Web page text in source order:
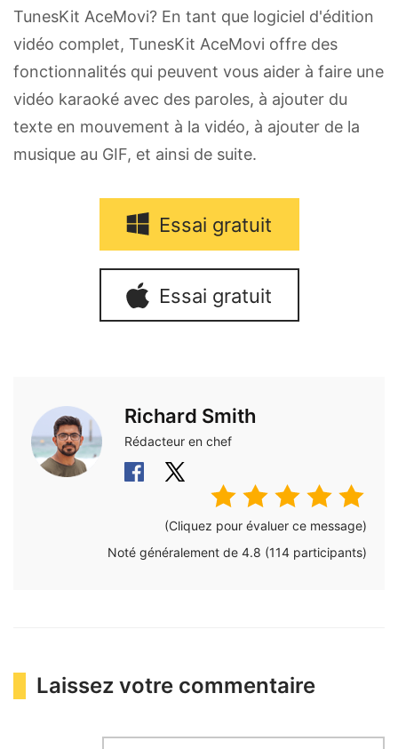
TunesKit AceMovi? En tant que logiciel d'édition
vidéo complet, TunesKit AceMovi offre des
fonctionnalités qui peuvent vous aider à faire une
vidéo karaoké avec des paroles, à ajouter du
texte en mouvement à la vidéo, à ajouter de la
musique au GIF, et ainsi de suite.
Essai gratuit
Essai gratuit
Richard Smith
Rédacteur en chef
(Cliquez pour évaluer ce message)
Noté généralement de 4.8 (114 participants)
Laissez votre commentaire